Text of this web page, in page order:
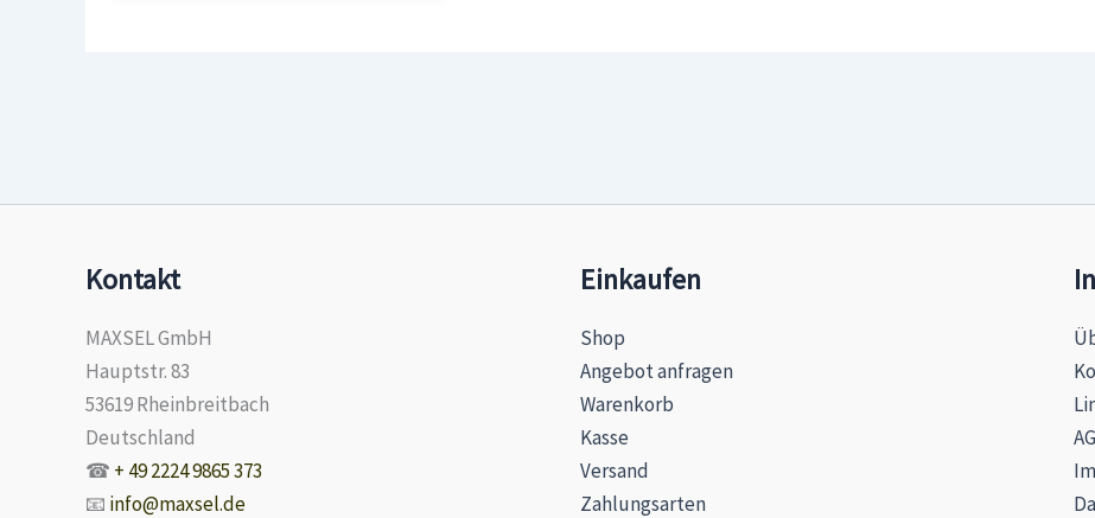
Kontakt
MAXSEL GmbH
Hauptstr. 83
53619 Rheinbreitbach
Deutschland
☎ + 49 2224 9865 373
📧 info@maxsel.de
Einkaufen
Shop
Angebot anfragen
Warenkorb
Kasse
Versand
Zahlungsarten